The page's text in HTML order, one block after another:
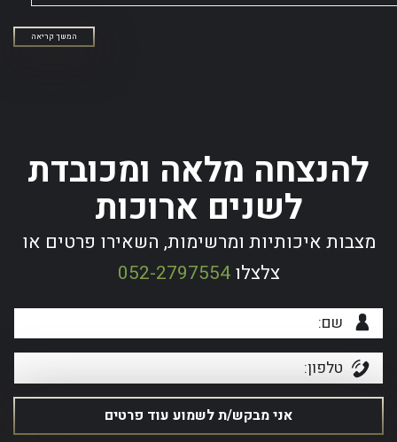
המשך קריאה
להנצחה מלאה ומכובדת
לשנים ארוכות
מצבות איכותיות ומרשימות, השאירו פרטים או
צלצלו052-2797554